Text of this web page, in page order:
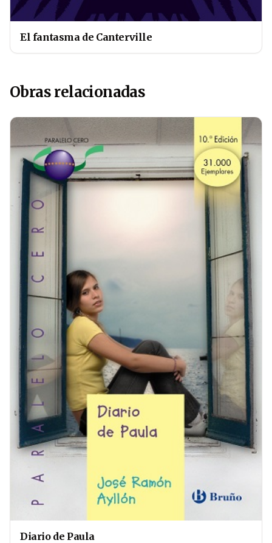
El fantasma de Canterville
Obras relacionadas
Diario de Paula